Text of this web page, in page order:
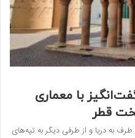
با معماری
قطر
به دریا و از طرفی دیگر به تپه‌های